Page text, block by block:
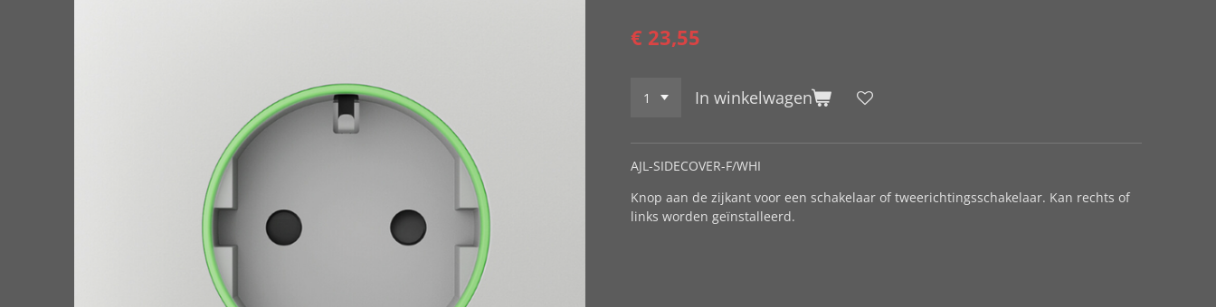
€ 23,55
In winkelwagen
AJL-SIDECOVER-F/WHI
Knop aan de zijkant voor een schakelaar of tweerichtingsschakelaar. Kan rechts of
links worden geïnstalleerd.